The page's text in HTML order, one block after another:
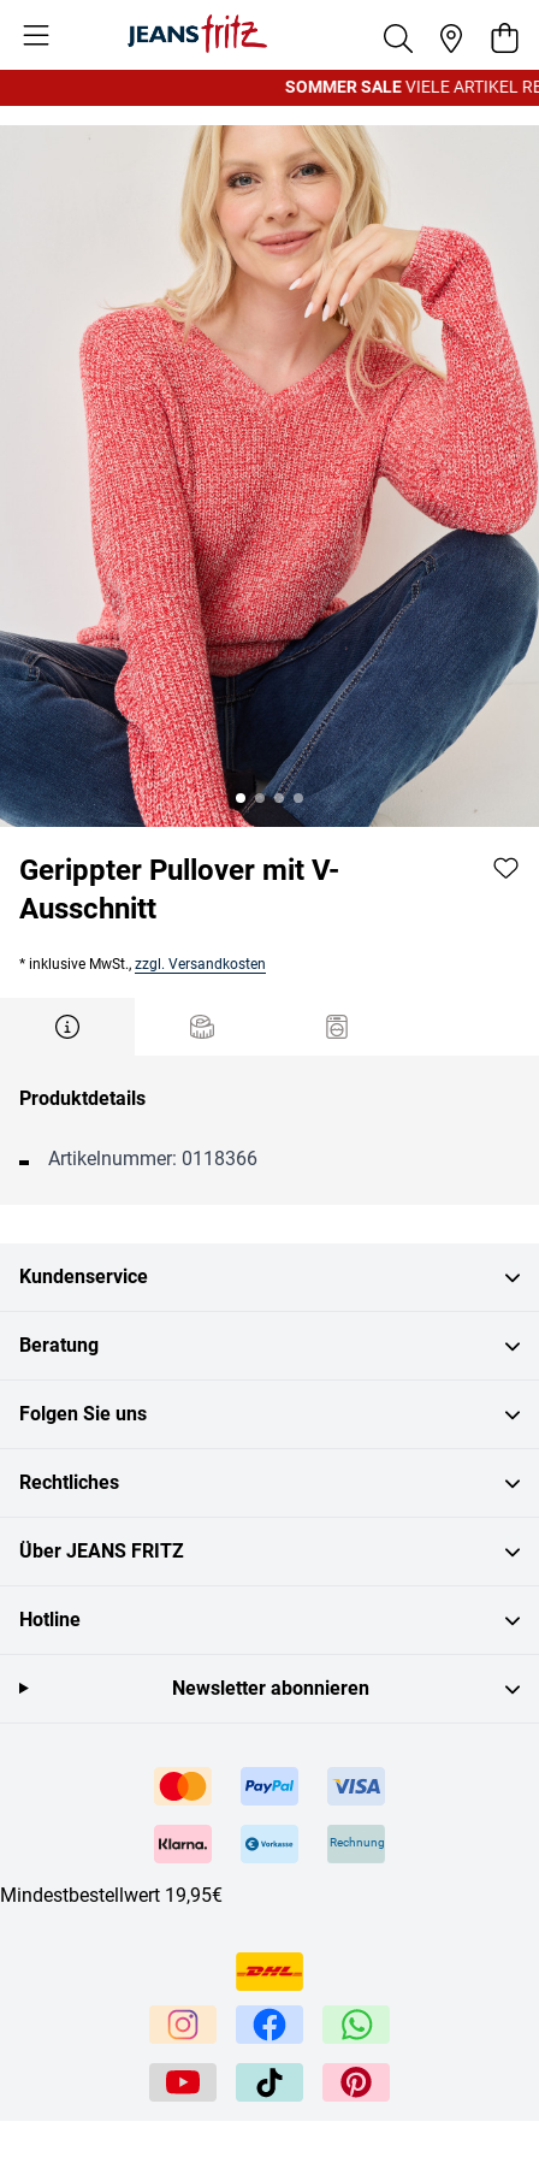
SOMMER SALEVIELE ARTIKEL
Gerippter Pullover mit V-
Ausschnitt
* inklusive MwSt., zzgl. Versandkosten
Produktdetails
Artikelnummer: 0118366
Kundenservice
Beratung
Folgen Sie uns
Rechtliches
Über JEANS FRITZ
Hotline
Rechnung
Mindestbestellwert 19,95€
Newsletter abonnieren